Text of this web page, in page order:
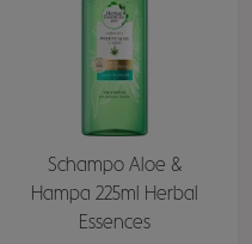
Schampo Aloe &
Hampa 225ml Herbal
Essences